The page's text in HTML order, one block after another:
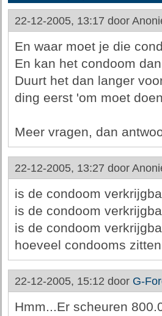
22-12-2005, 13:17 door
En waar moet je die
En kan het condoom
Duurt het dan langer
ding eerst 'om moet
Meer vragen, dan
22-12-2005, 13:27 door
is de condoom
is de condoom
is de condoom
hoeveel condooms
22-12-2005, 15:12 door G-
Hmm...Er scheuren